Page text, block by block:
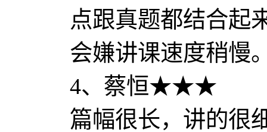
点跟真题都结合起
会嫌讲课速度稍慢
4、蔡恒★★★
篇幅很长，讲的很